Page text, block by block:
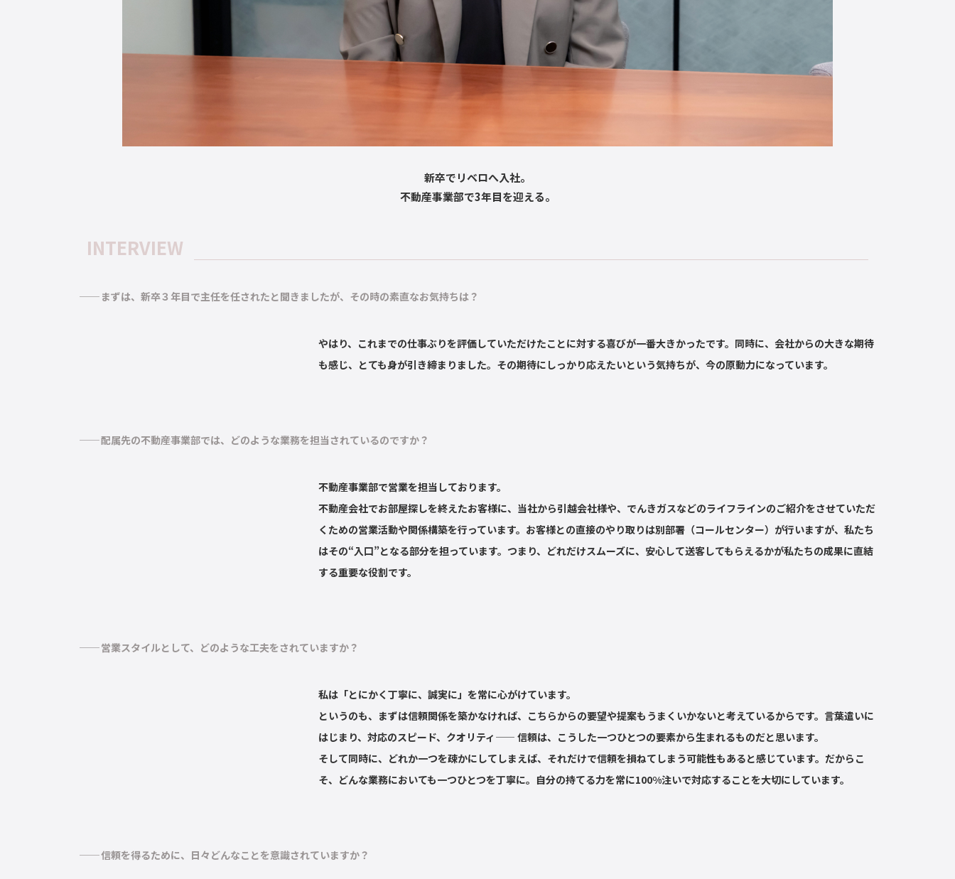
新卒でリベロへ入社。
不動産事業部で3年目を迎える。
INTERVIEW
まずは、新卒３年目で主任を任されたと聞きましたが、その時の素直なお気持ちは？
やはり、これまでの仕事ぶりを評価していただけたことに対する喜びが一番大きかったです。同時に、会社からの大きな期待
も感じ、とても身が引き締まりました。その期待にしっかり応えたいという気持ちが、今の原動力になっています。
配属先の不動産事業部では、どのような業務を担当されているのですか？
不動産事業部で営業を担当しております。
不動産会社でお部屋探しを終えたお客様に、当社から引越会社様や、でんきガスなどのライフラインのご紹介をさせていただ
くための営業活動や関係構築を行っています。お客様との直接のやり取りは別部署（コールセンター）が行いますが、私たち
はその“入口”となる部分を担っています。つまり、どれだけスムーズに、安心して送客してもらえるかが私たちの成果に直結
する重要な役割です。
営業スタイルとして、どのような工夫をされていますか？
私は「とにかく丁寧に、誠実に」を常に心がけています。
というのも、まずは信頼関係を築かなければ、こちらからの要望や提案もうまくいかないと考えているからです。言葉遣いに
はじまり、対応のスピード、クオリティ—— 信頼は、こうした一つひとつの要素から生まれるものだと思います。
そして同時に、どれか一つを疎かにしてしまえば、それだけで信頼を損ねてしまう可能性もあると感じています。だからこ
そ、どんな業務においても一つひとつを丁寧に。自分の持てる力を常に100%注いで対応することを大切にしています。
信頼を得るために、日々どんなことを意識されていますか？